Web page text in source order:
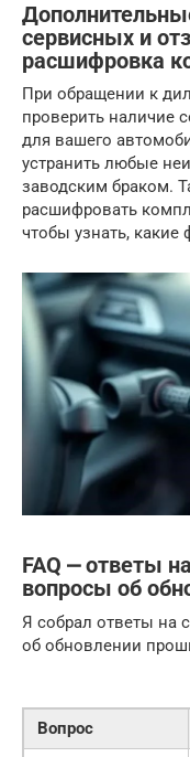
сервисных и
расшифровка
При обращении к
проверить наличие
для вашего
устранить любые
заводским браком.
расшифровать
чтобы узнать,
FAQ ⎼ ответы
вопросы об
Я собрал ответы на
об обновлении
Вопрос